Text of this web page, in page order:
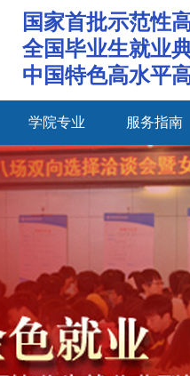
国家首批示范性
全国毕业生就业
中国特色高水平
学院专业 服务指南